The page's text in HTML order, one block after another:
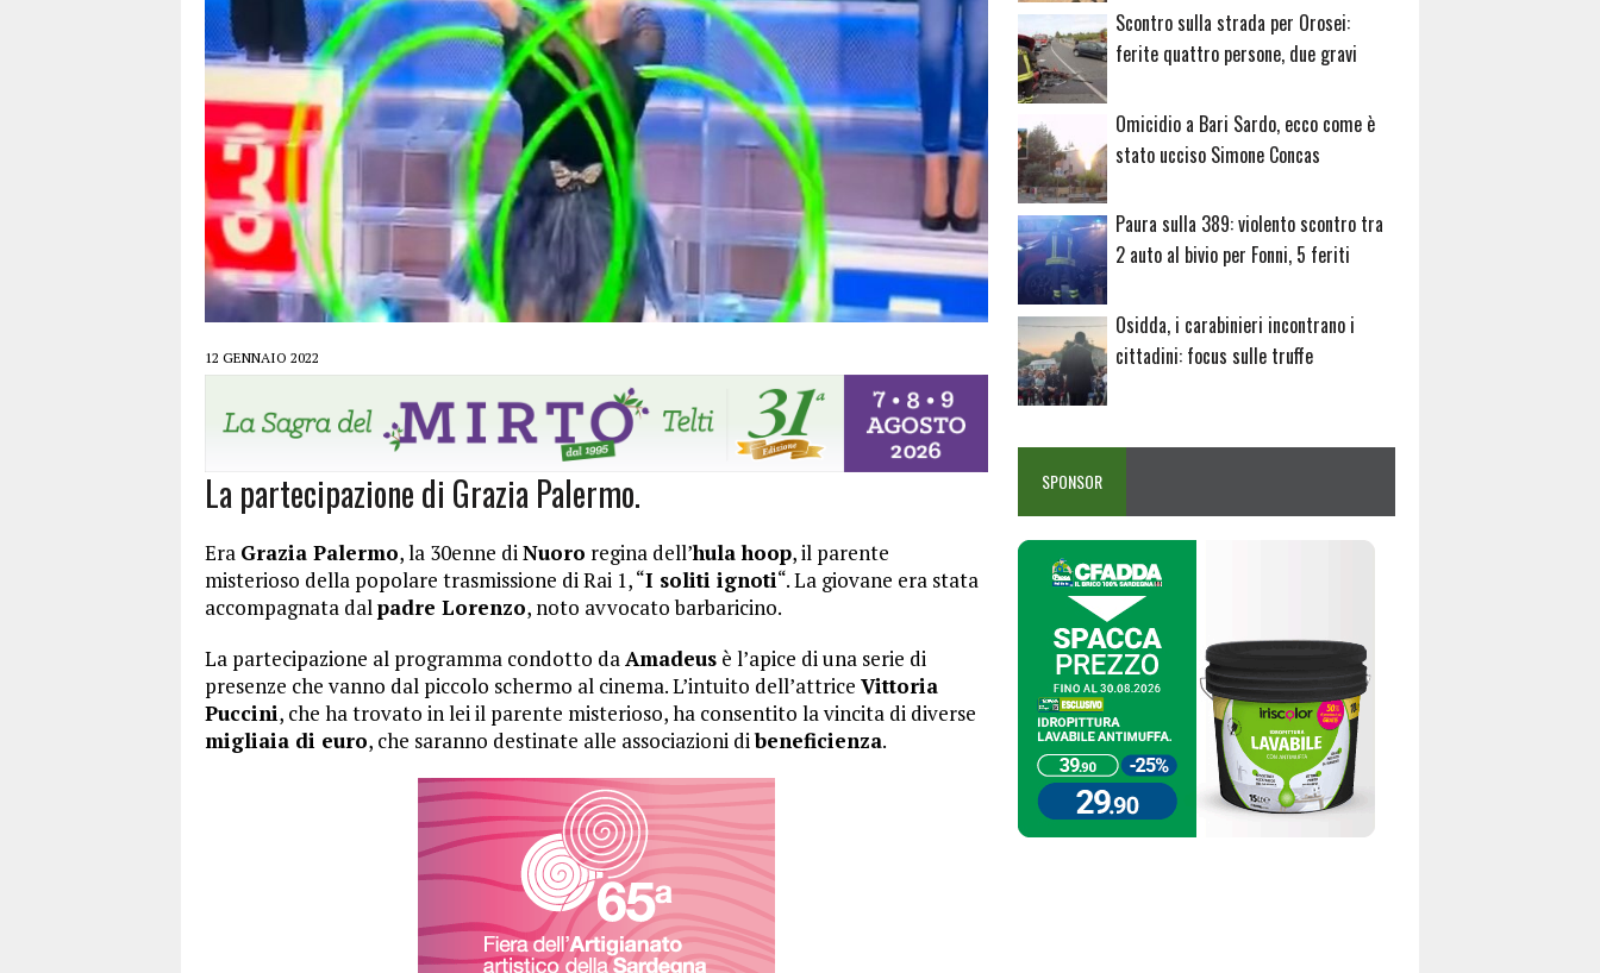
12 GENNAIO 2022
La partecipazione di Grazia Palermo.
Era Grazia Palermo, la 30enne diNuoro regina dell’hula hoop, il parente
misterioso della popolare trasmissione di Rai 1, “I soliti ignoti“. La giovane era stata
accompagnata dalpadre Lorenzo, noto avvocato barbaricino.
La partecipazione al programma condotto daAmadeus è l’apice di una serie di
presenze che vanno dal piccolo schermo al cinema. L’intuito dell’attrice Vittoria
Puccini, che ha trovato in lei il parente misterioso, ha consentito la vincita di diverse
migliaia di euro, che saranno destinate alle associazioni dibeneficienza.
Scontro sulla strada per Orosei:
ferite quattro persone, due gravi
Omicidio a Bari Sardo, ecco come è
stato ucciso Simone Concas
Paura sulla 389: violento scontro tra
2 auto al bivio per Fonni, 5 feriti
Osidda, i carabinieri incontrano i
cittadini: focus sulle truffe
SPONSOR